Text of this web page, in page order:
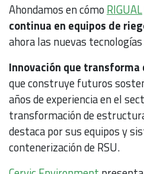
Ahondamos en cómo RIGUAL
continua en equipos de
ahora las nuevas
Innovación que transforma
que construye futuros
años de experiencia en el
transformación de
destaca por sus equipos y
contenerización de RSU.